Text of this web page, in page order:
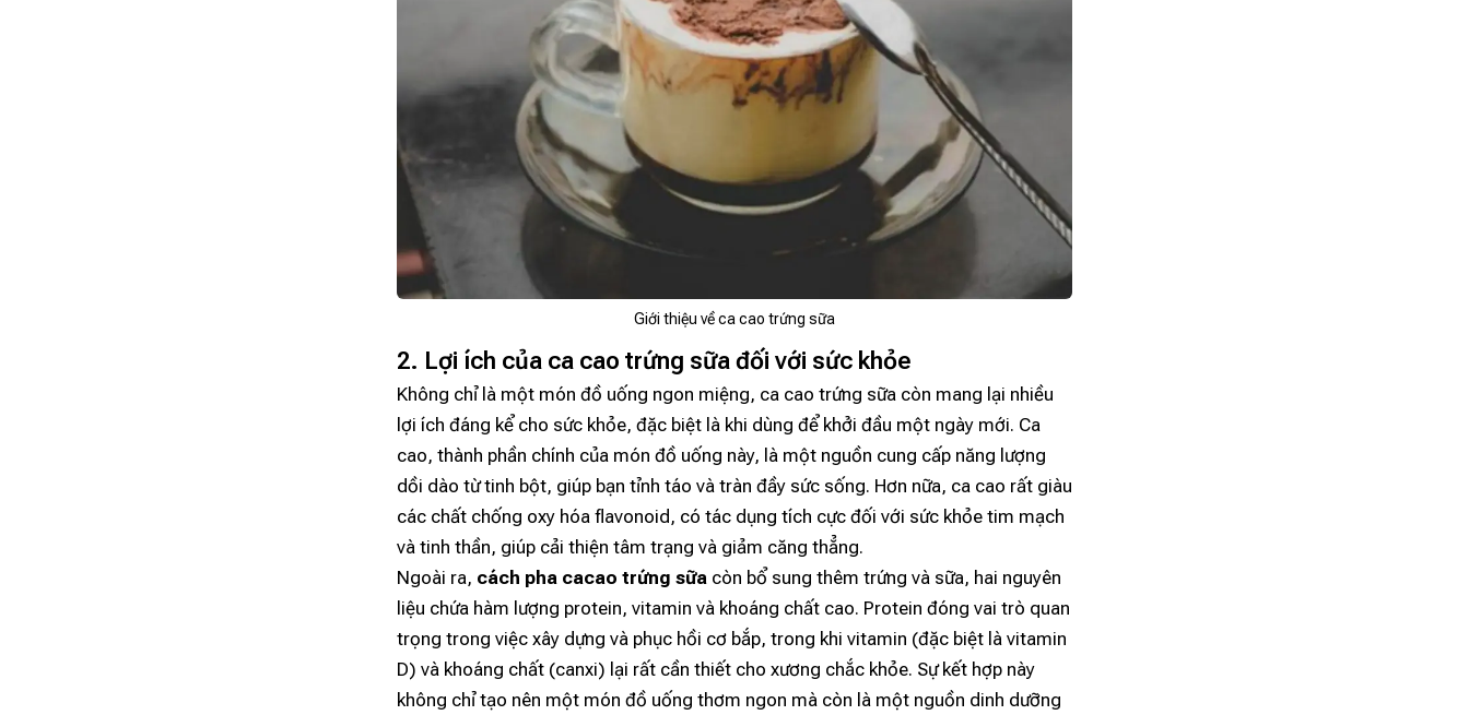
Giới thiệu về ca cao trứng sữa
2. Lợi ích của ca cao trứng sữa đối với sức khỏe
Không chỉ là một món đồ uống ngon miệng, ca cao trứng sữa còn mang lại nhiều
lợi ích đáng kể cho sức khỏe, đặc biệt là khi dùng để khởi đầu một ngày mới. Ca
cao, thành phần chính của món đồ uống này, là một nguồn cung cấp năng lượng
dồi dào từ tinh bột, giúp bạn tỉnh táo và tràn đầy sức sống. Hơn nữa, ca cao rất giàu
các chất chống oxy hóa flavonoid, có tác dụng tích cực đối với sức khỏe tim mạch
và tinh thần, giúp cải thiện tâm trạng và giảm căng thẳng.
Ngoài ra, cách pha cacao trứng sữa còn bổ sung thêm trứng và sữa, hai nguyên
liệu chứa hàm lượng protein, vitamin và khoáng chất cao. Protein đóng vai trò quan
trọng trong việc xây dựng và phục hồi cơ bắp, trong khi vitamin (đặc biệt là vitamin
D) và khoáng chất (canxi) lại rất cần thiết cho xương chắc khỏe. Sự kết hợp này
không chỉ tạo nên một món đồ uống thơm ngon mà còn là một nguồn dinh dưỡng